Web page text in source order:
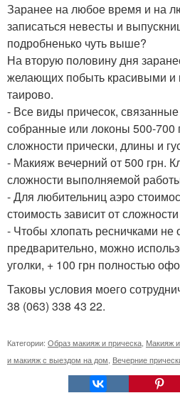
Заранее на любое время и на
записаться невесты и
подробненько чуть выше?
На вторую половину дня
желающих побыть красивыми и
таирово.
- Все виды причесок, связанные
собранные или локоны 500-700
сложности прически, длины и
- Макияж вечерний от 500 грн.
сложности выполняемой
- Для любительниц аэро
стоимость зависит от
- Чтобы хлопать ресничками не
предварительно, можно
уголки, + 100 грн полностью
Таковы условия моего
38 (063) 338 43 22.
Категории: Образ макияж и прическа Макияж
и макияж с выездом на дом Вечерние